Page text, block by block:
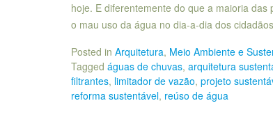
hoje. E diferentemente do que a maioria
o mau uso da água no dia-a-dia dos
Posted in Arquitetura, Meio Ambiente e
Tagged águas de chuvas, arquitetura
filtrantes, limitador de vazão, projeto
reforma sustentável, reúso de água